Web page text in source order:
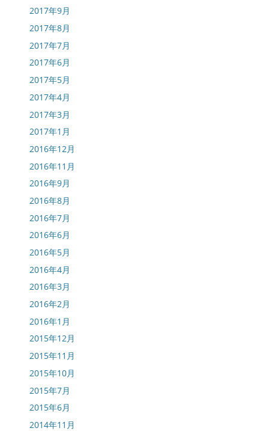
2017年9月
2017年8月
2017年7月
2017年6月
2017年5月
2017年4月
2017年3月
2017年1月
2016年12月
2016年11月
2016年9月
2016年8月
2016年7月
2016年6月
2016年5月
2016年4月
2016年3月
2016年2月
2016年1月
2015年12月
2015年11月
2015年10月
2015年7月
2015年6月
2014年11月